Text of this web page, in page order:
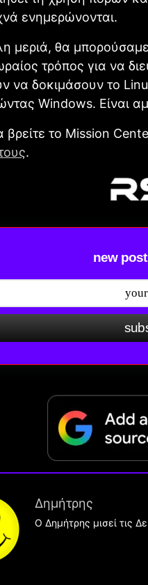
ενημερώνονται.
μεριά, θα
τρόπος για να
να δοκιμάσουν το
Windows. Είναι
βρείτε το Mission
.
new
Δημήτρης
O Δημήτρης μισεί τις